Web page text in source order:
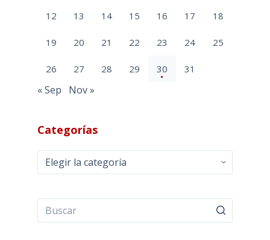
12 13 14 15 16 17 18
19 20 21 22 23 24 25
26 27 28 29 30 31
« Sep Nov »
Categorías
Categorías